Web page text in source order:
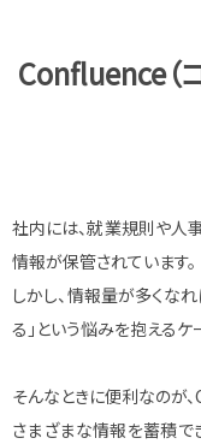
Confluence（
社内には、就業規則や人
情報が保管されています。
しかし、情報量が多くな
る」という悩みを抱えるケ
そんなときに便利なのが
さまざまな情報を蓄積